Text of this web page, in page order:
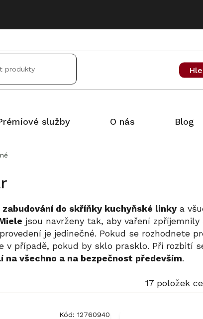
služby O nás Blog
zabudování do skříňky kuchyňské linky a
jsou navrženy tak, aby vaření
je jedinečné. Pokud se rozhodnete
případě, pokud by sklo prasklo. Při rozbití
na všechno a na bezpečnost především.
17 položek
Kód: 12760940